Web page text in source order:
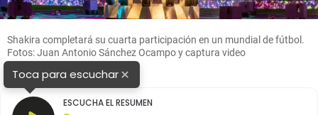
Shakira completará su cuarta participación en un mundial de fútbol.
Fotos: Juan Antonio Sánchez Ocampo y captura video
Toca para escuchar×
ESCUCHA EL RESUMEN